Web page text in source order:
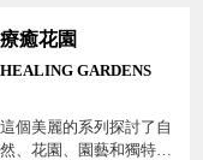
療癒花園
HEALING GARDENS
這個美麗的系列探討了自
然、花園、園藝和獨特綠